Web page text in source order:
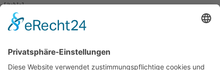
[/table]
*w = weiblich / S = Senior bis Jahrgang 1956 / J = Jugendlicher ab Jahrgang 1997
B&O Schach960-Festival
B&O Schach960–Festival